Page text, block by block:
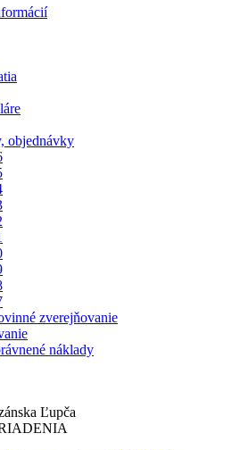
objednávky
zverejňovanie
náklady
Ľupča